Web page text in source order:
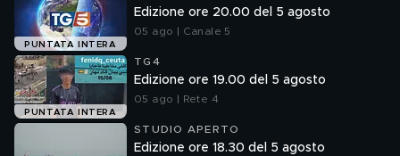
PUNTATA INTERA
Edizione ore 20.00 del 5 agosto
05 ago | Canale 5
PUNTATA INTERA
TG4
Edizione ore 19.00 del 5 agosto
05 ago | Rete 4
STUDIO APERTO
Edizione ore 18.30 del 5 agosto